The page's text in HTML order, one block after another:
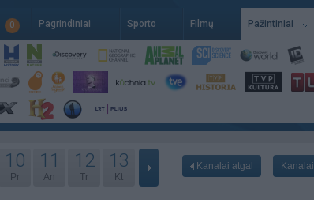
0 Pagrindiniai Sporto Filmų Pažintiniai
10
Pr
11
An
12
Tr
13
Kt
Kanalai atgal